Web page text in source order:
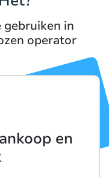
in
operator
en